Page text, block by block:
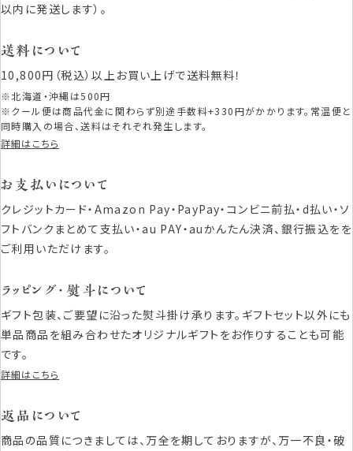
以内に発送します）。
送料について
10,800円（税込）以上お買い上げで送料無料！
※北海道・沖縄は500円
※クール便は商品代金に関わらず別途手数料+330円がかかります。常温便と
同時購入の場合、送料はそれぞれ発生します。
詳細はこちら
お支払いについて
クレジットカード・Amazon Pay・PayPay・コンビニ前払・d払い・ソ
フトバンクまとめて支払い・au PAY・auかんたん決済、銀行振込をを
ご利用いただけます。
ラッピング・熨斗について
ギフト包装、ご要望に沿った熨斗掛け承ります。ギフトセット以外にも
単品商品を組み合わせたオリジナルギフトをお作りすることも可能
です。
詳細はこちら
返品について
商品の品質につきましては、万全を期しておりますが、万一不良・破